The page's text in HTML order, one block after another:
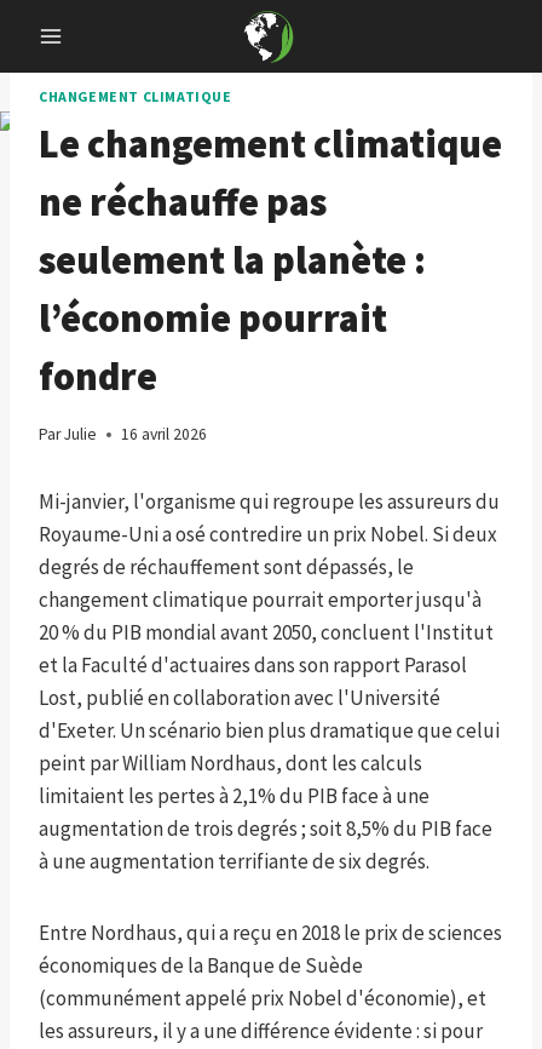
content
CHANGEMENT CLIMATIQUE
Le changement climatique
ne réchauffe pas
seulement la planète :
l’économie pourrait
fondre
ParJulie 16 avril 2026
Mi-janvier, l'organisme qui regroupe les assureurs du
Royaume-Uni a osé contredire un prix Nobel. Si deux
degrés de réchauffement sont dépassés, le
changement climatique pourrait emporter jusqu'à
20 % du PIB mondial avant 2050, concluent l'Institut
et la Faculté d'actuaires dans son rapport Parasol
Lost, publié en collaboration avec l'Université
d'Exeter. Un scénario bien plus dramatique que celui
peint par William Nordhaus, dont les calculs
limitaient les pertes à 2,1% du PIB face à une
augmentation de trois degrés ; soit 8,5% du PIB face
à une augmentation terrifiante de six degrés.
Entre Nordhaus, qui a reçu en 2018 le prix de sciences
économiques de la Banque de Suède
(communément appelé prix Nobel d'économie), et
les assureurs, il y a une différence évidente : si pour